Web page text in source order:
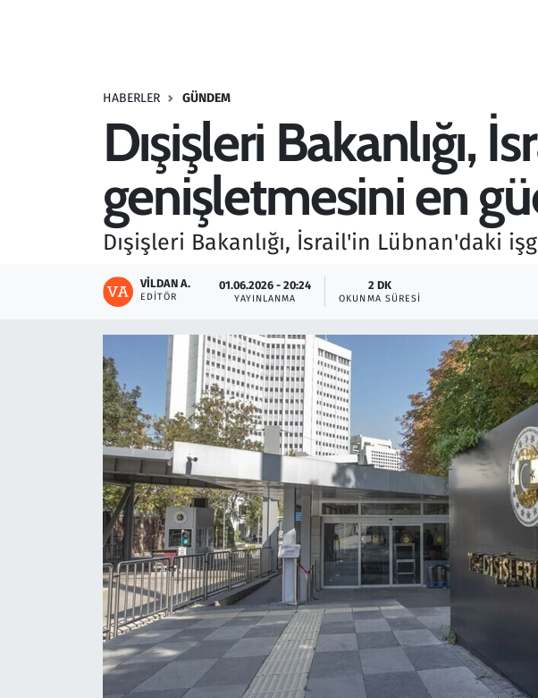
HABERLER GÜNDEM
Dışişleri Bakanlığı,
genişletmesini en
Dışişleri Bakanlığı, İsrail'in Lübnan'daki
VILDAN A.
EDITÖR
01.06.2026 - 20:24
YAYINLANMA
2 DK
OKUNMA SÜRESI
Savunma Sanayi
Seçim 2023
Televizyon